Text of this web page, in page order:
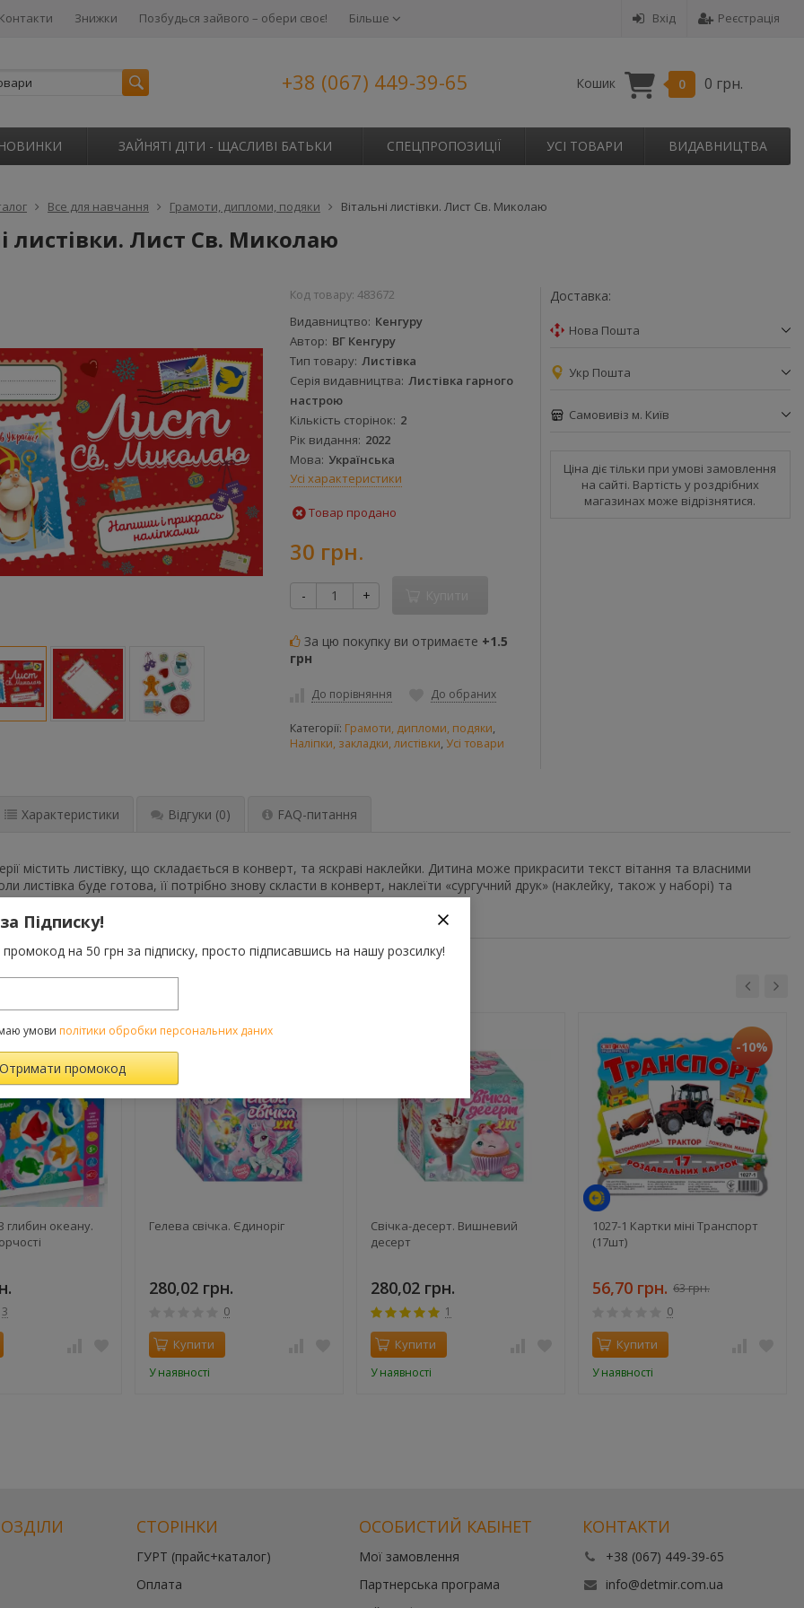
Вхід Реєстрація
Контакти Знижки Позбудься зайвого – обери своє! Більше
+38 (067) 449-39-65 Кошик 0 0 грн.
НОВИНКИ ЗАЙНЯТІ ДІТИ - ЩАСЛИВІ БАТЬКИ СПЕЦПРОПОЗИЦІЇ УСІ ТОВАРИ ВИДАВНИЦТВА
Все для навчання Грамоти, дипломи, подяки Вітальні листівки. Лист Св. Миколаю
листівки. Лист Св. Миколаю
Код товару: 483672
Видавництво Кенгуру
Автор ВГ Кенгуру
Тип товару Листівка
Серія видавництва Листівка гарного
настрою
Кількість сторінок 2
Рік видання 2022
Мова Українська
Усі характеристики
Товар продано
30 грн.
- +
За цю покупку ви отримаєте +1.5
грн
До порівняння До обраних
Категорії: Грамоти, дипломи, подяки,
Наліпки, закладки, листівки, Усі товари
Доставка:
Нова Пошта
Укр Пошта
Самовивіз м. Київ
Ціна діє тільки при умові замовлення
на сайті. Вартість у роздрібних
магазинах може відрізнятися.
Характеристики Відгуки (0) FAQ-питання
містить листівку, що складається в конверт, та яскраві наклейки. Дитина може прикрасити текст вітання та власними
листівка буде готова, її потрібно знову скласти в конверт, наклеїти «сургучний друк» (наклейку, також у наборі) та
ТАКОЖ КУПУЮТЬ
глибин океану.
3
Гелева свічка. Єдиноріг
280,02 грн.
0
Купити
У наявності
Свічка-десерт. Вишневий
десерт
280,02 грн.
1
Купити
У наявності
-10%
1027-1 Картки міні Транспорт
(17шт)
56,70 грн. 63 грн.
0
Купити
У наявності
СТОРІНКИ
ГУРТ (прайс+каталог)
Оплата
ОСОБИСТИЙ КАБІНЕТ
Мої замовлення
Партнерська програма
КОНТАКТИ
+38 (067) 449-39-65
info@detmir.com.ua
Підписку!
на 50 грн за підписку, просто підписавшись на нашу розсилку!
умови політики обробки персональних даних